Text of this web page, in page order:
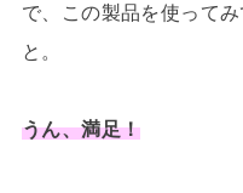
で、この製品を使って
と。
うん、満足！